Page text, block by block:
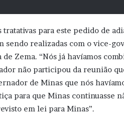
para este pedido de
sendo realizadas com o vice-
de Zema. “Nós já havíamos
não participou da reunião
de Minas que nós
para que Minas continuasse
em lei para Minas”.